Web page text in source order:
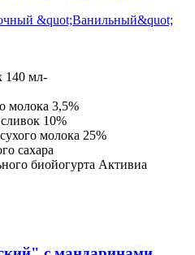
140 мл-
молока 3,5%
10%
молока 25%
сахара
биойогурта Активиа